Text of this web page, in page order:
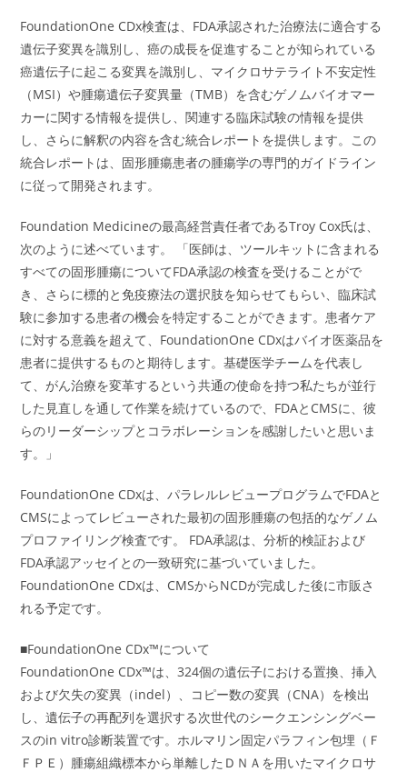
FoundationOne CDx検査は、FDA承認された治療法に適合する
遺伝子変異を識別し、癌の成長を促進することが知られている
癌遺伝子に起こる変異を識別し、マイクロサテライト不安定性
（MSI）や腫瘍遺伝子変異量（TMB）を含むゲノムバイオマー
カーに関する情報を提供し、関連する臨床試験の情報を提供
し、さらに解釈の内容を含む統合レポートを提供します。この
統合レポートは、固形腫瘍患者の腫瘍学の専門的ガイドライン
に従って開発されます。
Foundation Medicineの最高経営責任者であるTroy Cox氏は、
次のように述べています。 「医師は、ツールキットに含まれる
すべての固形腫瘍についてFDA承認の検査を受けることがで
き、さらに標的と免疫療法の選択肢を知らせてもらい、臨床試
験に参加する患者の機会を特定することができます。患者ケア
に対する意義を超えて、FoundationOne CDxはバイオ医薬品を
患者に提供するものと期待します。基礎医学チームを代表し
て、がん治療を変革するという共通の使命を持つ私たちが並行
した見直しを通して作業を続けているので、FDAとCMSに、彼
らのリーダーシップとコラボレーションを感謝したいと思いま
す。」
FoundationOne CDxは、パラレルレビュープログラムでFDAと
CMSによってレビューされた最初の固形腫瘍の包括的なゲノム
プロファイリング検査です。 FDA承認は、分析的検証および
FDA承認アッセイとの一致研究に基づいていました。
FoundationOne CDxは、CMSからNCDが完成した後に市販さ
れる予定です。
■FoundationOne CDx™について
FoundationOne CDx™は、324個の遺伝子における置換、挿入
および欠失の変異（indel）、コピー数の変異（CNA）を検出
し、遺伝子の再配列を選択する次世代のシークエンシングベー
スのin vitro診断装置です。ホルマリン固定パラフィン包埋（Ｆ
ＦＰＥ）腫瘍組織標本から単離したＤＮＡを用いたマイクロサ